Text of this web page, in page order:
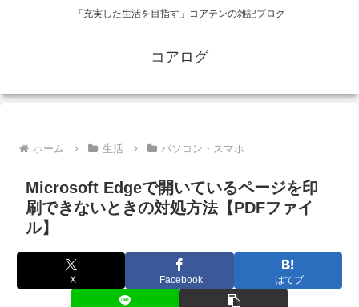
「充実した生活を目指す」コアテンの雑記ブログ
コアログ
ホーム 生活 パソコン・スマホ
Microsoft Edgeで開いているページを印
刷できないときの対処方法【PDFファイ
ル】
X Facebook はてブ